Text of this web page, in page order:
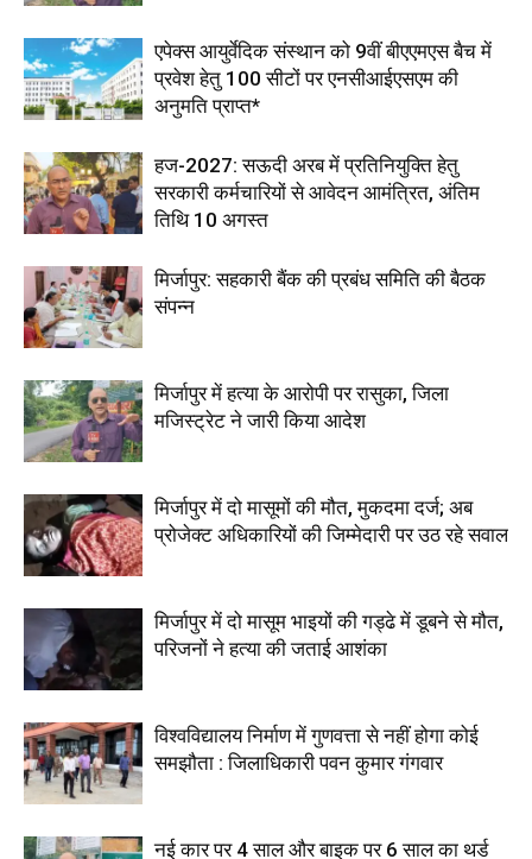
एपेक्स आयुर्वेदिक संस्थान को 9वीं बीएएमएस बैच में
प्रवेश हेतु 100 सीटों पर एनसीआईएसएम की
अनुमति प्राप्त*
हज-2027: सऊदी अरब में प्रतिनियुक्ति हेतु
सरकारी कर्मचारियों से आवेदन आमंत्रित, अंतिम
तिथि 10 अगस्त
मिर्जापुर: सहकारी बैंक की प्रबंध समिति की बैठक
संपन्न
मिर्जापुर में हत्या के आरोपी पर रासुका, जिला
मजिस्ट्रेट ने जारी किया आदेश
मिर्जापुर में दो मासूमों की मौत, मुकदमा दर्ज; अब
प्रोजेक्ट अधिकारियों की जिम्मेदारी पर उठ रहे सवाल
मिर्जापुर में दो मासूम भाइयों की गड्ढे में डूबने से मौत,
परिजनों ने हत्या की जताई आशंका
विश्वविद्यालय निर्माण में गुणवत्ता से नहीं होगा कोई
समझौता : जिलाधिकारी पवन कुमार गंगवार
नई कार पर 4 साल और बाइक पर 6 साल का थर्ड